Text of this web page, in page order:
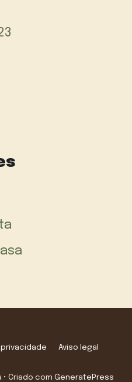
Aviso legal
• Criado com GeneratePress